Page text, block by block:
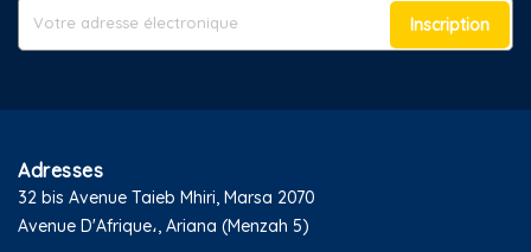
Inscription
Adresses
32 bis Avenue Taieb Mhiri, Marsa 2070
Avenue D'Afrique،, Ariana (Menzah 5)